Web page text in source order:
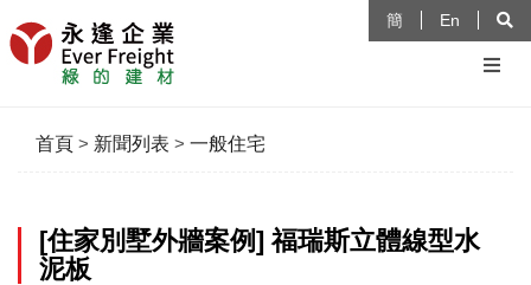
簡 En
首頁 > 新聞列表 > 一般住宅
[住家別墅外牆案例] 福瑞斯立體線型水
泥板